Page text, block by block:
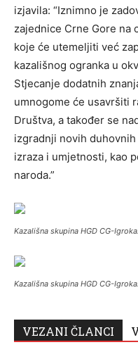
izjavila: “Iznimno je
zajednice Crne Gore na
koje će utemeljiti već
kazališnog ogranka u
Stjecanje dodatnih
umnogome će usavršiti
Društva, a također se
izgradnji novih
izraza i umjetnosti, kao
naroda.”
Kazališna skupina HGD CG-
Kazališna skupina HGD CG-
VEZANI ČLANCI